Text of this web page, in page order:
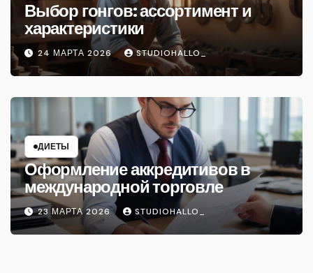
Выбор гонгов: ассортимент и
характеристики
24 МАРТА 2026 STUDIOHALLO_
ДИЕТЫ
Оформление аккредитивов в
международной торговле
23 МАРТА 2026 STUDIOHALLO_